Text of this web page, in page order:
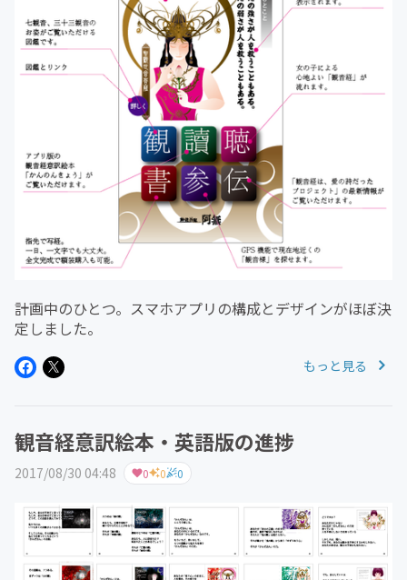
計画中のひとつ。スマホアプリの構成とデザインがほぼ決
定しました。
もっと見る
観音経意訳絵本・英語版の進捗
2017/08/30 04:48 0 0 0